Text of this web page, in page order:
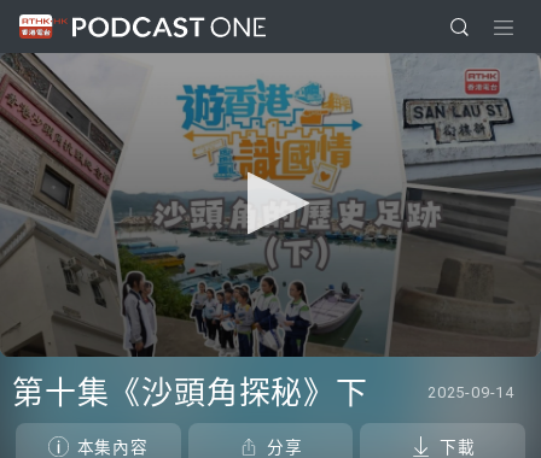
seconds
of
seconds
第十集《沙頭角探秘》下 2025-09-14
本集內容 分享 下載